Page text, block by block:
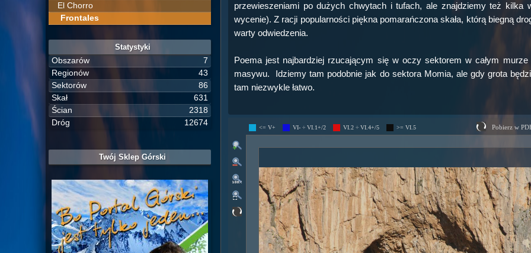
przewieszeniami po dużych chwytach i tufach, ale znajdziemy też
wycenie). Z racji popularności piękna pomarańczona skała, którą biegną
warty odwiedzenia.
Poema jest najbardziej rzucającym się w oczy sektorem w całym
masywu. Idziemy tam podobnie jak do sektora Momia, ale gdy grota
tam niezwykle łatwo.
<= V+ VI- ÷ VI.1+/2 VI.2 ÷ VI.4+/5 >= VI.5 Pobierz w
El Chorro
Frontales
Statystyki
Obszarów
7
Regionów
43
Sektorów
86
Skał
631
Ścian
2318
Dróg
12674
Twój Sklep Górski